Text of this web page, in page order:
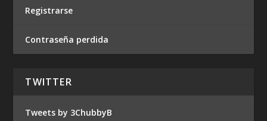
Registrarse
Contraseña perdida
TWITTER
Tweets by 3ChubbyB